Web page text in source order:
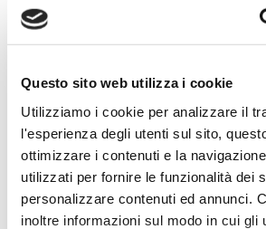
Questo sito web utilizza i cookie
Utilizziamo i cookie per analizzare il
l'esperienza degli utenti sul sito,
ottimizzare i contenuti e la
utilizzati per fornire le funzionalità dei
personalizzare contenuti ed annunci.
inoltre informazioni sul modo in cui gli
Trust Network Access (ZTNA), ma
Software-Defined Perimeter (SDP).
Anche se, oggi il modello di sicurezza
Esistono molte implementazioni dei
Trust Network Access), come Zero
(ZTA) e Zero Trust Edge (ZTE).